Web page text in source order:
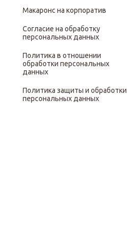
Макаронс на корпоратив
Согласие на обработку
персональных данных
Политика в отношении
обработки персональных
данных
Политика защиты и обработки
персональных данных